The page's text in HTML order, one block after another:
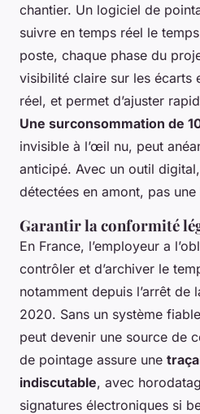
chantier. Un logiciel de
suivre en temps réel le
poste, chaque phase du
visibilité claire sur les écarts
réel, et permet d’ajuster
Une surconsommation de
invisible à l’œil nu, peut
anticipé. Avec un outil
détectées en amont, pas
Garantir la conformité
En France, l’employeur a
contrôler et d’archiver le
notamment depuis l’arrêt de
2020. Sans un système
peut devenir une source de
de pointage assure une
indiscutable, avec
signatures électroniques si